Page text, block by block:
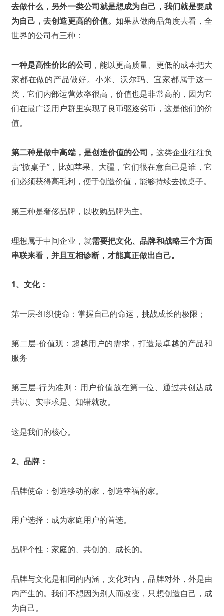
去做什么，另外一类公司就是想成为自己，我们就是要成
为自己，去创造更高的价值。如果从做商品角度去看，全
世界的公司有三种：
一种是高性价比的公司 ，能以更高质量、更低的成本把大
家都在做的产品做好。小米、沃尔玛、宜家都属于这一
类，它们内部运营效率很高，价值也是非常高的，因为它
们在最广泛用户群里实现了良币驱逐劣币，这是他们的价
值。
第二种是做中高端，是创造价值的公司， 这类企业往往负
责“掀桌子”，比如苹果、大疆，它们很在意自己是谁，它
们必须获得高毛利，便于创造价值，能够持续去掀桌子。
第三种是奢侈品牌，以收购品牌为主。
理想属于中间企业，就需要把文化、品牌和战略三个方面
串联来看，并且互相诊断，才能真正做出自己。
1、文化：
第一层-组织使命：掌握自己的命运，挑战成长的极限；
第二层-价值观：超越用户的需求，打造最卓越的产品和
服务
第三层-行为准则：用户价值放在第一位、通过共创达成
共识、实事求是、知错就改。
这是我们的核心。
2、品牌：
品牌使命：创造移动的家，创造幸福的家。
用户选择：成为家庭用户的首选。
品牌个性：家庭的、共创的、成长的。
品牌与文化是相同的内涵，文化对内，品牌对外，外是由
内产生的。我们不想因为别人而改变，只想创造自己，成
为自己。